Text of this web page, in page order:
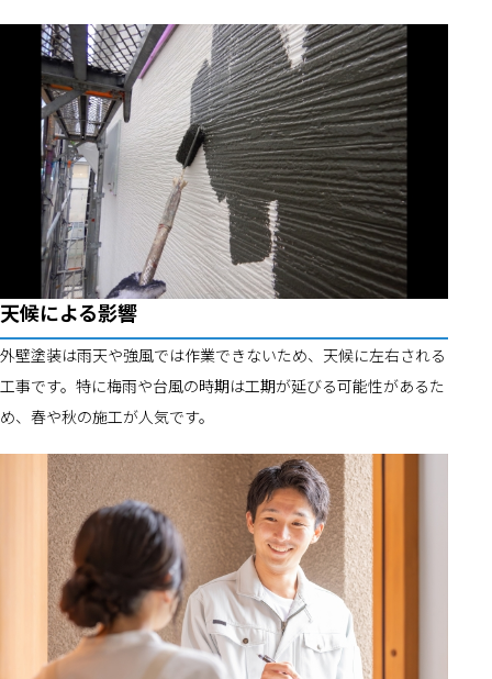
天候による影響
外壁塗装は雨天や強風では作業できないため、天候に左右される
工事です。特に梅雨や台風の時期は工期が延びる可能性があるた
め、春や秋の施工が人気です。